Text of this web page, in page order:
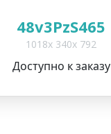
48v3PzS465
1018x 340x 792
Доступно к заказу